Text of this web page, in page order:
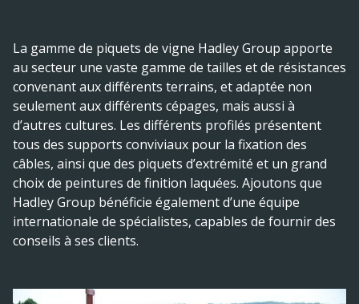
La gamme de piquets de vigne Hadley Group apporte
au secteur une vaste gamme de tailles et de résistances
convenant aux différents terrains, et adaptée non
seulement aux différents cépages, mais aussi à
d’autres cultures. Les différents profilés présentent
tous des supports conviviaux pour la fixation des
câbles, ainsi que des piquets d’extrémité et un grand
choix de peintures de finition laquées. Ajoutons que
Hadley Group bénéficie également d’une équipe
internationale de spécialistes, capables de fournir des
conseils à ses clients.